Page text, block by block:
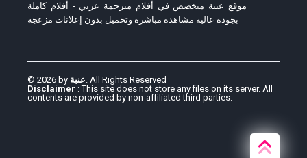
موقع عنبة متخصص في أفلام مترجمة عربي - أفلام كاملة
بجودة عالية مشاهدة مباشرة وتحميل بدون إعلانات مزعجة
© 2026 by عنبة. All Rights Reserved
Disclaimer : This site does not store any files on its server. All
contents are provided by non-affiliated third parties.